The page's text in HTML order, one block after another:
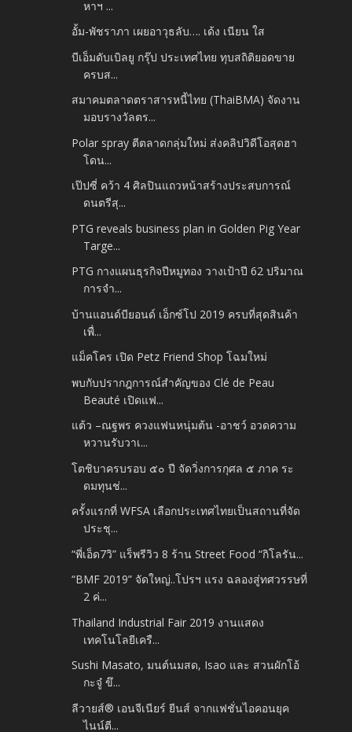
หาฯ ...
อั้ม-พัชราภา เผยอาวุธลับ…. เด้ง เนียน ใส
บีเอ็มดับเบิลยู กรุ๊ป ประเทศไทย ทุบสถิติยอดขาย
ครบส...
สมาคมตลาดตราสารหนี้ไทย (ThaiBMA) จัดงาน
มอบรางวัลตร...
Polar spray ตีตลาดกลุ่มใหม่ ส่งคลิปวิดีโอสุดฮา
โดน...
เป๊ปซี่ คว้า 4 ศิลปินแถวหน้าสร้างประสบการณ์
ดนตรีสุ...
PTG reveals business plan in Golden Pig Year
Targe...
PTG กางแผนธุรกิจปีหมูทอง วางเป้าปี 62 ปริมาณ
การจำ...
บ้านแอนด์บียอนด์ เอ็กซ์โป 2019 ครบที่สุดสินค้า
เพื่...
แม็คโคร เปิด Petz Friend Shop โฉมใหม่
พบกับปรากฎการณ์สำคัญของ Clé de Peau
Beauté เปิดแฟ...
แต้ว –ณฐพร ควงแฟนหนุ่มต้น -อาชว์ อวดความ
หวานรับวาเ...
โตชิบาครบรอบ ๕๐ ปี จัดวิ่งการกุศล ๕ ภาค ระ
ดมทุนช่...
ครั้งแรกที่ WFSA เลือกประเทศไทยเป็นสถานที่จัด
ประชุ...
“พี่เอ็ด7วิ” แร็พรีวิว 8 ร้าน Street Food “กิโลรัน...
“BMF 2019” จัดใหญ่..โปรฯ แรง ฉลองสู่ทศวรรษที่
2 ค่...
Thailand Industrial Fair 2019 งานแสดง
เทคโนโลยีเครื...
Sushi Masato, มนต์นมสด, Isao และ สวนผักโอ้
กะจู๋ ขึ...
ลีวายส์® เอนจีเนียร์ ยีนส์ จากแฟชั่นไอคอนยุค
ไนน์ตี...